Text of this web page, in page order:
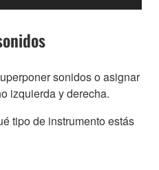
sonidos o asignar
izquierda y derecha.
tipo de instrumento estás